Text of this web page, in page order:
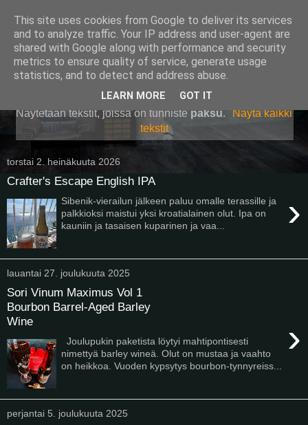
Pullollinen
Näytetään tekstit, joissa on tunniste paksu.
Näytä kaikki
tekstit
torstai 2. heinäkuuta 2026
Crafter's Escape English IPA
›
Sibenik-vierailun jälkeen paluu omalle terassille ja
palkkioksi maistui yksi kroatialainen olut. Ipa on
kauniin ja tasaisen kuparinen ja vaa...
lauantai 27. joulukuuta 2025
Sori Vinum Maximus Vol 1
Bourbon Barrel-Aged Barley
Wine
›
Joulupukin paketista löytyi mahtipontisesti
nimettyä barley wineä. Olut on mustaa ja vaahto
on heikkoa. Vuoden kypsytys bourbon-tynnyreiss...
perjantai 5. joulukuuta 2025
This site uses cookies from Google to deliver its services
and to analyze traffic. Your IP address and user-agent are
shared with Google along with performance and security
metrics to ensure quality of service, generate usage
statistics, and to detect and address abuse.
LEARN MORE GOT IT